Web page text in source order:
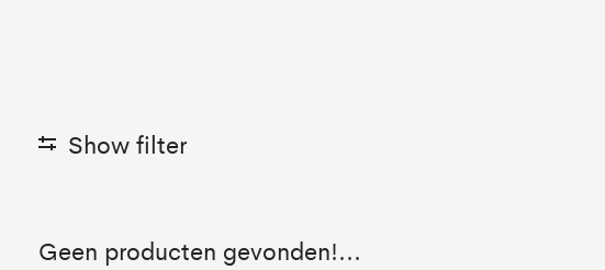
Show filter
Geen producten gevonden!...